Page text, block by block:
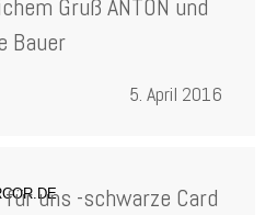
Gruß ANTON und
Bauer
5. April 2016
uns -schwarze Card